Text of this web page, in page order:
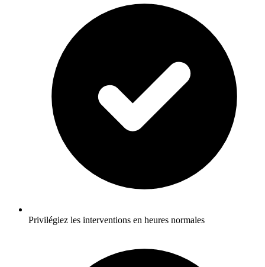
Privilégiez les interventions en heures normales